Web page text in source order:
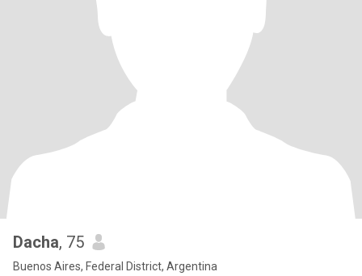
Dacha, 75
Buenos Aires, Federal District, Argentina